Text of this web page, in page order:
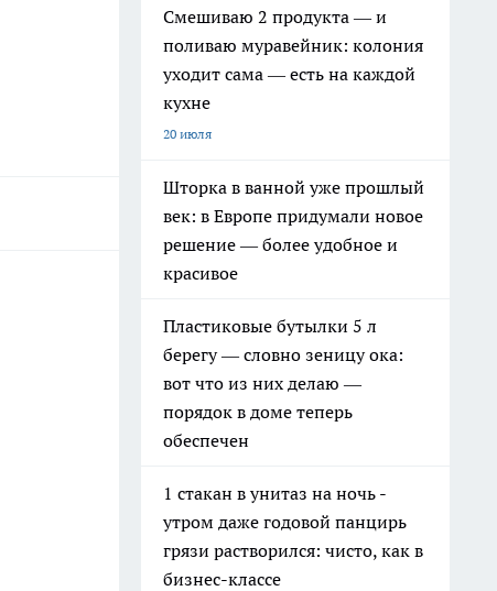
Смешиваю 2 продукта — и
поливаю муравейник: колония
уходит сама — есть на каждой
кухне
20 июля
Шторка в ванной уже прошлый
век: в Европе придумали новое
решение — более удобное и
красивое
Пластиковые бутылки 5 л
берегу — словно зеницу ока:
вот что из них делаю —
порядок в доме теперь
обеспечен
1 стакан в унитаз на ночь -
утром даже годовой панцирь
грязи растворился: чисто, как в
бизнес-классе